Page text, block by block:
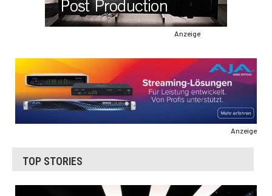
Anzeige
Anzeige
TOP STORIES